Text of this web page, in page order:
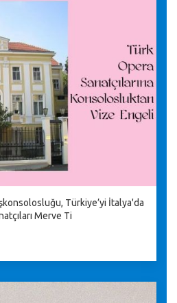
Türkiye’yi İtalya'da
Merve Ti